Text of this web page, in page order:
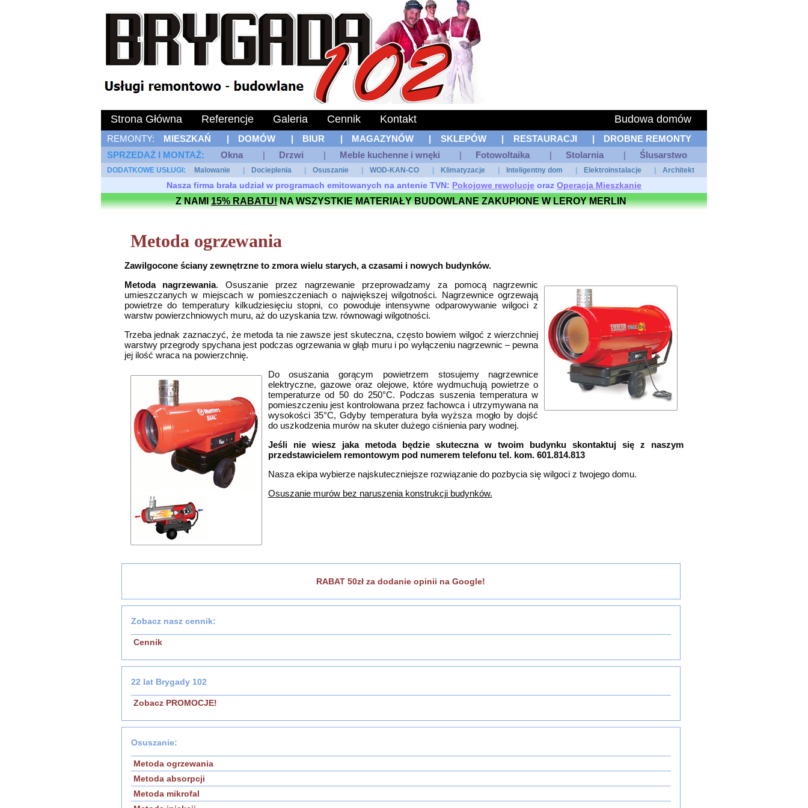
Strona Główna Referencje Galeria Cennik Kontakt Budowa domów
REMONTY: MIESZKAŃ | DOMÓW | BIUR | MAGAZYNÓW | SKLEPÓW | RESTAURACJI |
DROBNE REMONTY
SPRZEDAŻ I MONTAŻ:
Okna | Drzwi | Meble kuchenne i wnęki | Fotowoltaika | Stolarnia | Ślusarstwo
DODATKOWE USŁUGI: Malowanie Docieplenia Osuszanie WOD-KAN-CO Klimatyzacje Inteligentny dom Elektroinstalacje Architekt
Nasza firma brała udział w programach emitowanych na antenie TVN: Pokojowe rewolucje oraz Operacja Mieszkanie
Z NAMI15% RABATU!NA WSZYSTKIE MATERIAŁY BUDOWLANE ZAKUPIONE W LEROY MERLIN
RABAT 50zł za dodanie opinii na Google!
Zobacz nasz cennik:
Cennik
22 lat Brygady 102
Zobacz PROMOCJE!
Osuszanie:
Metoda ogrzewania
Metoda absorpcji
Metoda mikrofal
Metoda ogrzewania
Zawilgocone ściany zewnętrzne to zmora wielu starych, a czasami i nowych budynków.
Metoda nagrzewania. Osuszanie przez nagrzewanie przeprowadzamy za pomocą nagrzewnic
umieszczanych w miejscach w pomieszczeniach o największej wilgotności. Nagrzewnice ogrzewają
powietrze do temperatury kilkudziesięciu stopni, co powoduje intensywne odparowywanie wilgoci z
warstw powierzchniowych muru, aż do uzyskania tzw. równowagi wilgotności.
Trzeba jednak zaznaczyć, że metoda ta nie zawsze jest skuteczna, często bowiem wilgoć z wierzchniej
warstwy przegrody spychana jest podczas ogrzewania w głąb muru i po wyłączeniu nagrzewnic – pewna
jej ilość wraca na powierzchnię.
Do osuszania gorącym powietrzem stosujemy nagrzewnice
elektryczne, gazowe oraz olejowe, które wydmuchują powietrze o
temperaturze od 50 do 250°C. Podczas suszenia temperatura w
pomieszczeniu jest kontrolowana przez fachowca i utrzymywana na
wysokości 35°C, Gdyby temperatura była wyższa mogło by dojść
do uszkodzenia murów na skuter dużego ciśnienia pary wodnej.
Jeśli nie wiesz jaka metoda będzie skuteczna w twoim budynku skontaktuj się z naszym
przedstawicielem remontowym pod numerem telefonu tel. kom. 601.814.813
Nasza ekipa wybierze najskuteczniejsze rozwiązanie do pozbycia się wilgoci z twojego domu.
Osuszanie murów bez naruszenia konstrukcji budynków.